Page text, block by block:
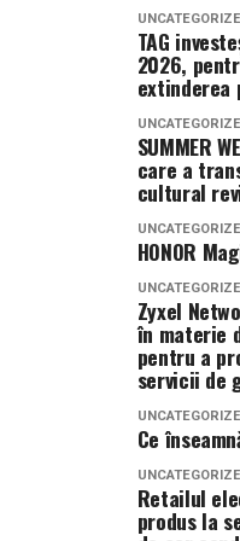
colaborarea dintre
conținutul,
să funcționeze
obiective. Atunci când
elemente, rezultatele
Pe măsură ce afacerea
infrastructura digitală
Platformele moderne
gestiune, instrumente
automatizare,
la reducerea costurilor
Pentru a evalua
multe companii
înainte de a lua decizii
–
Dacă preferi
La Lime este alegerea
Parfumul este
completat de un acord
Akigalawood, o notă
profunzime și
vibrant, contemporan
Tropic Thunder–
Pentru cei care preferă
TAG
2026,
SUMMER
care a
cultural
HONOR
Zyxel
în materie
pentru a
servicii de
Ce
Retailul
produs la